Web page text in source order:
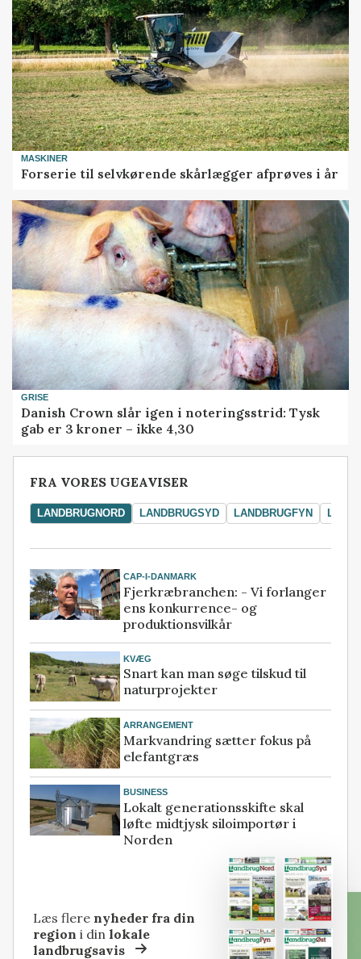
MASKINER
Forserie til selvkørende skårlægger afprøves i år
GRISE
Danish Crown slår igen i noteringsstrid: Tysk
gab er 3 kroner – ikke 4,30
FRA VORES UGEAVISER
LANDBRUGNORD LANDBRUGSYD LANDBRUGFYN
CAP-I-DANMARK
Fjerkræbranchen: - Vi forlanger
ens konkurrence- og
produktionsvilkår
KVÆG
Snart kan man søge tilskud til
naturprojekter
ARRANGEMENT
Markvandring sætter fokus på
elefantgræs
BUSINESS
Lokalt generationsskifte skal
løfte midtjysk siloimportør i
Norden
Læs flere nyheder fra din
region i dinlokale
landbrugsavis